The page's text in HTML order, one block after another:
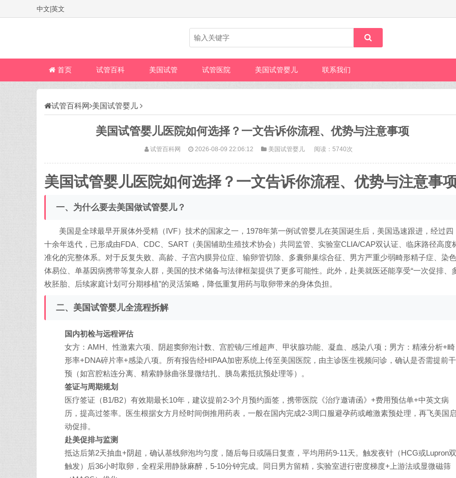
中文 英文
首页 试管百科 美国试管 试管医院 美国试管婴儿 联系我们
试管百科网 美国试管婴儿
美国试管婴儿医院如何选择？一文告诉你流程、优势与注意事项
试管百科网 2026-08-09 22:06:12 美国试管婴儿 阅读：5740次
美国试管婴儿医院如何选择？一文告诉你流程、优势与注意事
一、为什么要去美国做试管婴儿？
美国是全球最早开展体外受精（IVF）技术的国家之一，1978年第一例试管婴儿在英国诞生后，美国迅速跟进，经过四
十余年迭代，已形成由FDA、CDC、SART（美国辅助生殖技术协会）共同监管、实验室CLIA/CAP双认证、临床路径高度
准化的完整体系。对于反复失败、高龄、子宫内膜异位症、输卵管切除、多囊卵巢综合征、男方严重少弱畸形精子症、染色
体易位、单基因病携带等复杂人群，美国的技术储备与法律框架提供了更多可能性。此外，赴美就医还能享受“一次促排、
枚胚胎、后续家庭计划可分期移植”的灵活策略，降低重复用药与取卵带来的身体负担。
二、美国试管婴儿全流程拆解
国内初检与远程评估
女方：AMH、性激素六项、阴超窦卵泡计数、宫腔镜/三维超声、甲状腺功能、凝血、感染八项；男方：精液分析+畸
形率+DNA碎片率+感染八项。所有报告经HIPAA加密系统上传至美国医院，由主诊医生视频问诊，确认是否需提前干
预（如宫腔粘连分离、精索静脉曲张显微结扎、胰岛素抵抗预处理等）。
签证与周期规划
医疗签证（B1/B2）有效期最长10年，建议提前2-3个月预约面签，携带医院《治疗邀请函》+费用预估单+中英文病
历，提高过签率。医生根据女方月经时间倒推用药表，一般在国内完成2-3周口服避孕药或雌激素预处理，再飞美国
动促排。
赴美促排与监测
抵达后第2天抽血+阴超，确认基线卵泡均匀度，随后每日或隔日复查，平均用药9-11天。触发夜针（HCG或Lupron双
触发）后36小时取卵，全程采用静脉麻醉，5-10分钟完成。同日男方留精，实验室进行密度梯度+上游法或显微磁筛